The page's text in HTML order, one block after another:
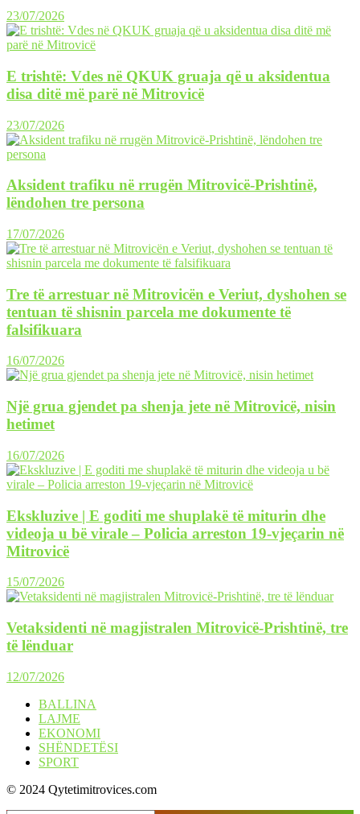
23/07/2026
E trishtë: Vdes në QKUK gruaja që u aksidentua
disa ditë më parë në Mitrovicë
23/07/2026
Aksident trafiku në rrugën Mitrovicë-Prishtinë,
lëndohen tre persona
17/07/2026
Tre të arrestuar në Mitrovicën e Veriut, dyshohen se
tentuan të shisnin parcela me dokumente të
falsifikuara
16/07/2026
Një grua gjendet pa shenja jete në Mitrovicë, nisin
hetimet
16/07/2026
Ekskluzive | E goditi me shuplakë të miturin dhe
videoja u bë virale – Policia arreston 19-vjeçarin në
Mitrovicë
15/07/2026
Vetaksidenti në magjistralen Mitrovicë-Prishtinë, tre
të lënduar
12/07/2026
BALLINA
LAJME
EKONOMI
SHËNDETËSI
SPORT
© 2024 Qytetimitrovices.com